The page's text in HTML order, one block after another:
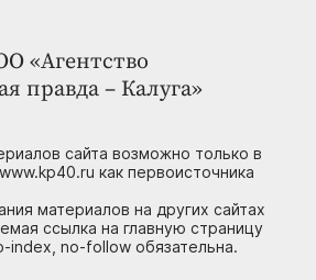
«Агентство
правда – Калуга»
сайта возможно только в
как первоисточника
материалов на других сайтах
ссылка на главную страницу
index, no-follow обязательна.